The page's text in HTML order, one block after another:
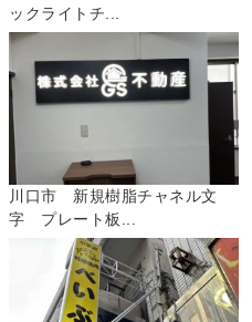
ックライトチ...
川口市 新規樹脂チャネル文
字 プレート板...